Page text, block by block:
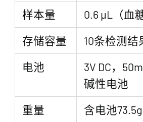
样本量
0.6 μL（血
存储容量
10条检测结
电池
3V DC，
碱性电池
重量
含电池73.5g